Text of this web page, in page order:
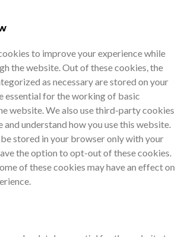
to improve your experience while
the website. Out of these cookies, the
as necessary are stored on your
essential for the working of basic
website. We also use third-party cookies
and understand how you use this website.
stored in your browser only with your
the option to opt-out of these cookies.
of these cookies may have an effect on